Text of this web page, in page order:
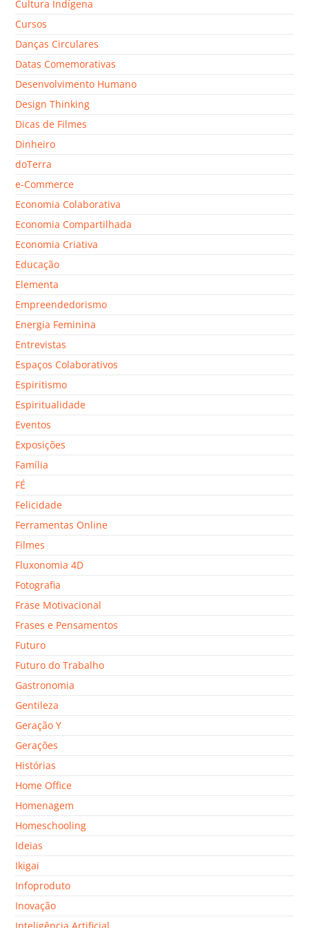
Cultura Indígena
Cursos
Danças Circulares
Datas Comemorativas
Desenvolvimento Humano
Design Thinking
Dicas de Filmes
Dinheiro
doTerra
e-Commerce
Economia Colaborativa
Economia Compartilhada
Economia Criativa
Educação
Elementa
Empreendedorismo
Energia Feminina
Entrevistas
Espaços Colaborativos
Espiritismo
Espiritualidade
Eventos
Exposições
Família
FÉ
Felicidade
Ferramentas Online
Filmes
Fluxonomia 4D
Fotografia
Frase Motivacional
Frases e Pensamentos
Futuro
Futuro do Trabalho
Gastronomia
Gentileza
Geração Y
Gerações
Histórias
Home Office
Homenagem
Homeschooling
Ideias
Ikigai
Infoproduto
Inovação